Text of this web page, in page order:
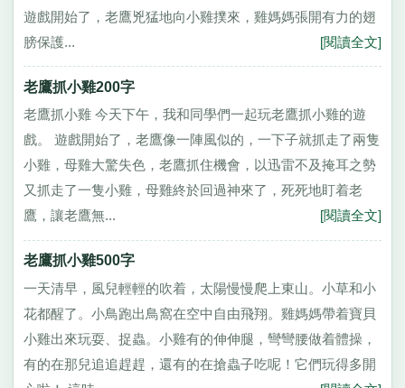
遊戲開始了，老鷹兇猛地向小雞撲來，雞媽媽張開有力的翅
膀保護...
[閱讀全文]
老鷹抓小雞200字
老鷹抓小雞 今天下午，我和同學們一起玩老鷹抓小雞的遊
戲。 遊戲開始了，老鷹像一陣風似的，一下子就抓走了兩隻
小雞，母雞大驚失色，老鷹抓住機會，以迅雷不及掩耳之勢
又抓走了一隻小雞，母雞終於回過神來了，死死地盯着老
鷹，讓老鷹無...
[閱讀全文]
老鷹抓小雞500字
一天清早，風兒輕輕的吹着，太陽慢慢爬上東山。小草和小
花都醒了。小鳥跑出鳥窩在空中自由飛翔。雞媽媽帶着寶貝
小雞出來玩耍、捉蟲。小雞有的伸伸腿，彎彎腰做着體操，
有的在那兒追追趕趕，還有的在搶蟲子吃呢！它們玩得多開